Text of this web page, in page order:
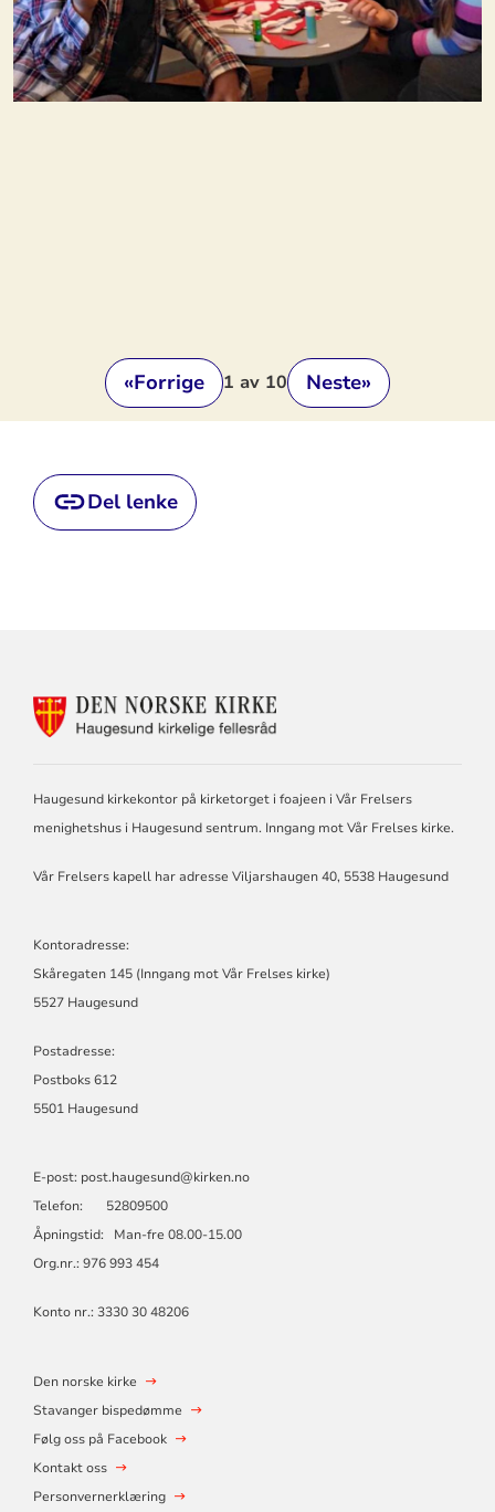
«Forrige 1 av 10 Neste»
Del lenke
KONTAKTINFORMASJON
FOR
FELLESRÅD
Haugesund kirkekontor på kirketorget i foajeen i Vår Frelsers
menighetshus i Haugesund sentrum. Inngang mot Vår Frelses kirke.
Vår Frelsers kapell har adresse Viljarshaugen 40, 5538 Haugesund
Kontoradresse:
Skåregaten 145 (Inngang mot Vår Frelses kirke)
5527 Haugesund
Postadresse:
Postboks 612
5501 Haugesund
E-post: post.haugesund@kirken.no
Telefon: 52809500
Åpningstid: Man-fre 08.00-15.00
Org.nr.: 976 993 454
Konto nr.: 3330 30 48206
Den norske kirke
Stavanger bispedømme
Følg oss på Facebook
Kontakt oss
Personvernerklæring